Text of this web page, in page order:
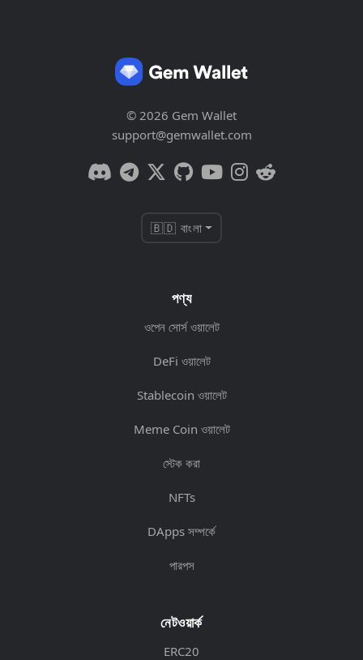
© 2026 Gem Wallet
support@gemwallet.com
🇧🇩 বাংলা
পণ্য
ওপেন সোর্স ওয়ালেট
DeFi ওয়ালেট
Stablecoin ওয়ালেট
Meme Coin ওয়ালেট
স্টেক করা
NFTs
DApps সম্পর্কে
পারপস
নেটওয়ার্ক
ERC20